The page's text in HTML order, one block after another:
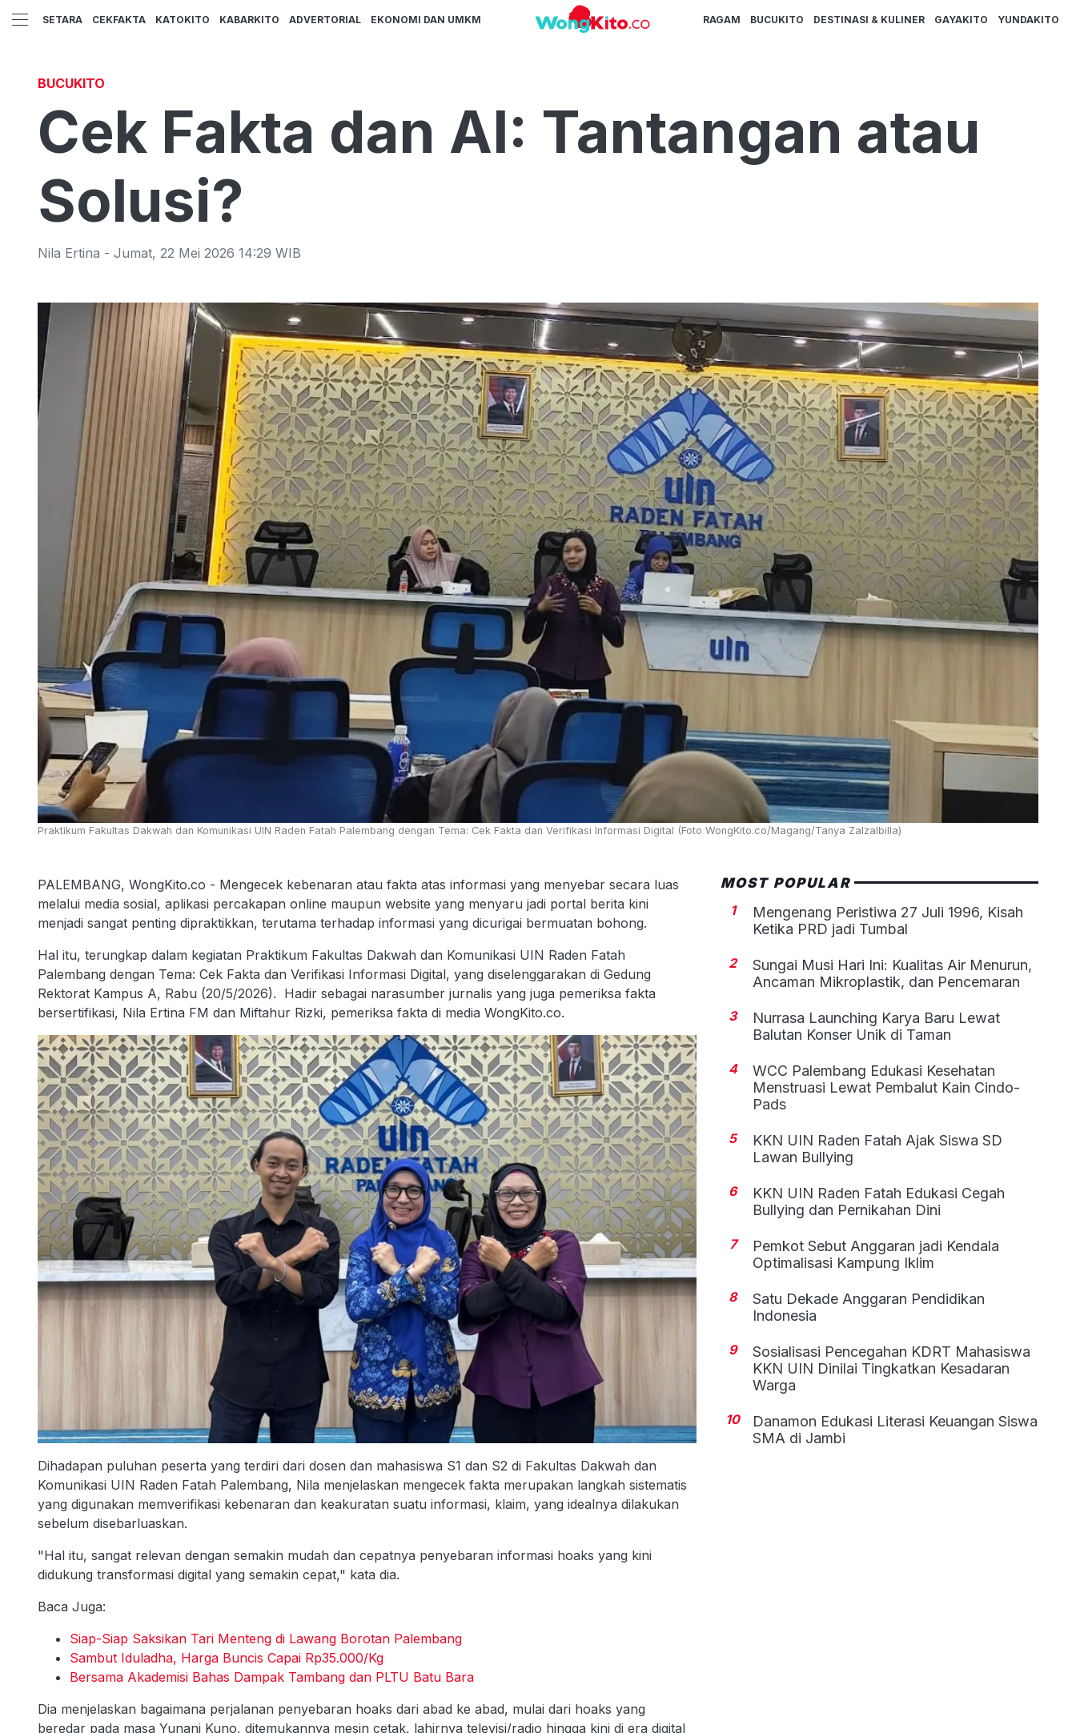
SETARA CEKFAKTA KATOKITO KABARKITO ADVERTORIAL EKONOMI DAN UMKM RAGAM BUCUKITO DESTINASI & KULINER GAYAKITO YUNDAKITO
BUCUKITO
Cek Fakta dan AI: Tantangan atau
Solusi?
Nila Ertina - Jumat, 22 Mei 2026 14:29 WIB
Praktikum Fakultas Dakwah dan Komunikasi UIN Raden Fatah Palembang dengan Tema: Cek Fakta dan Verifikasi Informasi Digital (Foto WongKito.co/Magang/Tanya Zalzalbilla)
PALEMBANG, WongKito.co - Mengecek kebenaran atau fakta atas informasi yang menyebar secara luas
melalui media sosial, aplikasi percakapan online maupun website yang menyaru jadi portal berita kini
menjadi sangat penting dipraktikkan, terutama terhadap informasi yang dicurigai bermuatan bohong.
Hal itu, terungkap dalam kegiatan Praktikum Fakultas Dakwah dan Komunikasi UIN Raden Fatah
Palembang dengan Tema: Cek Fakta dan Verifikasi Informasi Digital, yang diselenggarakan di Gedung
Rektorat Kampus A, Rabu (20/5/2026). Hadir sebagai narasumber jurnalis yang juga pemeriksa fakta
bersertifikasi, Nila Ertina FM dan Miftahur Rizki, pemeriksa fakta di media WongKito.co.
Dihadapan puluhan peserta yang terdiri dari dosen dan mahasiswa S1 dan S2 di Fakultas Dakwah dan
Komunikasi UIN Raden Fatah Palembang, Nila menjelaskan mengecek fakta merupakan langkah sistematis
yang digunakan memverifikasi kebenaran dan keakuratan suatu informasi, klaim, yang idealnya dilakukan
sebelum disebarluaskan.
"Hal itu, sangat relevan dengan semakin mudah dan cepatnya penyebaran informasi hoaks yang kini
didukung transformasi digital yang semakin cepat," kata dia.
Baca Juga:
Siap-Siap Saksikan Tari Menteng di Lawang Borotan Palembang
Sambut Iduladha, Harga Buncis Capai Rp35.000/Kg
Bersama Akademisi Bahas Dampak Tambang dan PLTU Batu Bara
Dia menjelaskan bagaimana perjalanan penyebaran hoaks dari abad ke abad, mulai dari hoaks yang
beredar pada masa Yunani Kuno, ditemukannya mesin cetak, lahirnya televisi/radio hingga kini di era digital
MOST POPULAR
1
Mengenang Peristiwa 27 Juli 1996, Kisah
Ketika PRD jadi Tumbal
2
Sungai Musi Hari Ini: Kualitas Air Menurun,
Ancaman Mikroplastik, dan Pencemaran
3
Nurrasa Launching Karya Baru Lewat
Balutan Konser Unik di Taman
4
WCC Palembang Edukasi Kesehatan
Menstruasi Lewat Pembalut Kain Cindo-
Pads
5
KKN UIN Raden Fatah Ajak Siswa SD
Lawan Bullying
6
KKN UIN Raden Fatah Edukasi Cegah
Bullying dan Pernikahan Dini
7
Pemkot Sebut Anggaran jadi Kendala
Optimalisasi Kampung Iklim
8
Satu Dekade Anggaran Pendidikan
Indonesia
9
Sosialisasi Pencegahan KDRT Mahasiswa
KKN UIN Dinilai Tingkatkan Kesadaran
Warga
10
Danamon Edukasi Literasi Keuangan Siswa
SMA di Jambi